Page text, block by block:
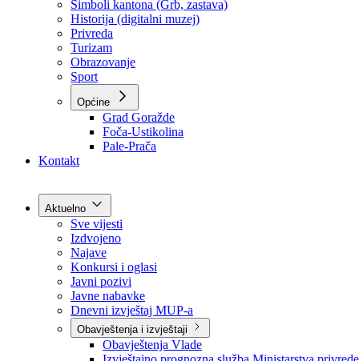
O kantonu
O kantonu
Simboli kantona (Grb, zastava)
Historija (digitalni muzej)
Privreda
Turizam
Obrazovanje
Sport
Općine
Kontakt
Aktuelno
Sve vijesti
Izdvojeno
Najave
Konkursi i oglasi
Javni pozivi
Javne nabavke
Dnevni izvještaj MUP-a